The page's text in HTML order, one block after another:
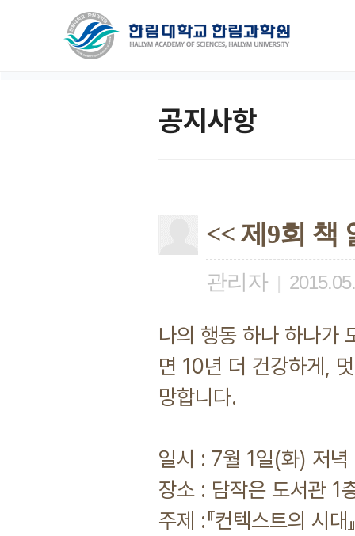
공지사항
<< 제9회 책
관리자 |
나의 행동 하나 하나가
면 10년 더 건강하게,
망합니다.
일시 : 7월 1일(화) 저
장소 : 담작은 도서관
주제 :『컨텍스트의 시